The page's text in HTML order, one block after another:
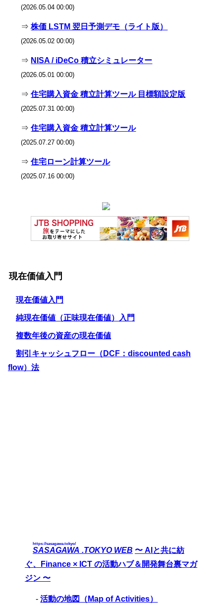
(2026.05.04 00:00)
⇒株価 LSTM 翌日予測デモ（ライト版）
(2026.05.02 00:00)
⇒ NISA / iDeCo 積立シミュレーター
(2026.05.01 00:00)
⇒住宅購入資金 積立計算ツール 目標額設定版
(2025.07.31 00:00)
⇒住宅購入資金 積立計算ツール
(2025.07.27 00:00)
⇒住宅ローン計算ツール
(2025.07.16 00:00)
現在価値入門
現在価値入門
純現在価値（正味現在価値）入門
複数年後の資産の現在価値
割引キャッシュフロー（DCF：discounted cash
flow）法
SASAGAWA .TOKYO WEB
https://sasagawa.tokyo/
〜 AIと共に紡
ぐ、Finance × ICT の活動ハブ＆開発舞台裏マガ
ジン 〜
-活動の地図（Map of Activities）